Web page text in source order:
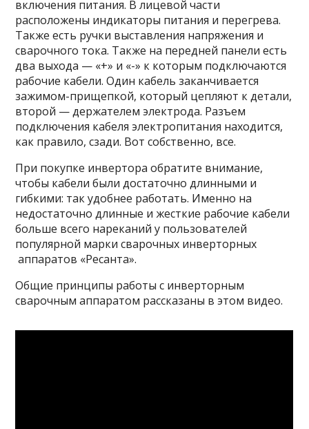
включения питания. В лицевой части
расположены индикаторы питания и перегрева.
Также есть ручки выставления напряжения и
сварочного тока. Также на передней панели есть
два выхода — «+» и «-» к которым подключаются
рабочие кабели. Один кабель заканчивается
зажимом-прищепкой, который цепляют к детали,
второй — держателем электрода. Разъем
подключения кабеля электропитания находится,
как правило, сзади. Вот собственно, все.
При покупке инвертора обратите внимание,
чтобы кабели были достаточно длинными и
гибкими: так удобнее работать. Именно на
недостаточно длинные и жесткие рабочие кабели
больше всего нареканий у пользователей
популярной марки сварочных инверторных
аппаратов «Ресанта».
Общие принципы работы с инверторным
сварочным аппаратом рассказаны в этом видео.